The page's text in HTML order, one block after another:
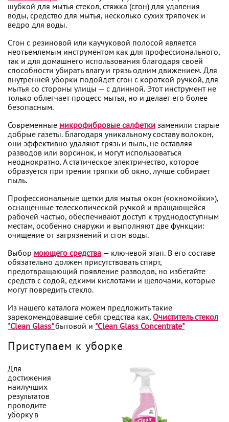
шубкой для мытья стекол, стяжка (сгон) для удаления
воды, средство для мытья, несколько сухих тряпочек и
ведро для воды.
Сгон с резиновой или каучуковой полосой является
неотъемлемым инструментом как для профессионального,
так и для домашнего использования благодаря своей
способности убирать влагу и грязь одним движением. Для
внутренней уборки подойдет сгон с короткой ручкой, для
мытья со стороны улицы — с длинной. Этот инструмент не
только облегчает процесс мытья, но и делает его более
безопасным.
Современные микрофибровые салфетки заменили старые
добрые газеты. Благодаря уникальному составу волокон,
они эффективно удаляют грязь и пыль, не оставляя
разводов или ворсинок, и могут использоваться
неоднократно. А статическое электричество, которое
образуется при трении тряпки об окно, лучше собирает
пыль.
Профессиональные щетки для мытья окон («окномойки»),
оснащенные телескопической ручкой и вращающейся
рабочей частью, обеспечивают доступ к труднодоступным
местам, особенно снаружи и выполняют две функции:
очищение от загрязнений и сгон воды.
Выбор моющего средства — ключевой этап. В его составе
обязательно должен присутствовать спирт,
предотвращающий появление разводов, но избегайте
средств с содой, едкими кислотами и щелочами, которые
могут повредить стекло.
Из нашего каталога можем предложить такие
зарекомендовавшие себя средства как, Очиститель стекол
"Clean Glass" бытовой и "Clean Glass Concentrate"
Приступаем к уборке
Для
достижения
наилучших
результатов
проводите
уборку в